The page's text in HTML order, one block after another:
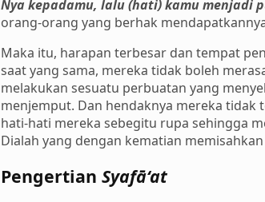
Nya kepadamu, lalu (hati) kamu menjadi
orang-orang yang berhak
Maka itu, harapan terbesar dan tempat
saat yang sama, mereka tidak boleh
melakukan sesuatu perbuatan yang
menjemput. Dan hendaknya mereka
hati-hati mereka sebegitu rupa sehingga
Dialah yang dengan kematian
Pengertian Syafā‘at